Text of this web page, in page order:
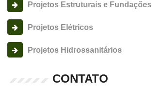
Projetos Estruturais e Fundações
Projetos Elétricos
Projetos Hidrossanitários
CONTATO